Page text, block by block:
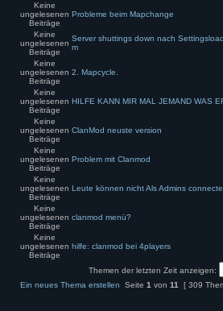
Keine
ungelesenen
Beiträge
Probleme beim Mapchange
Keine
ungelesenen
Beiträge
Server shuttings down nach
m
Keine
ungelesenen
Beiträge
2. Mapcycle.
Keine
ungelesenen
Beiträge
HILFE KANN MIR MAL JEMAND WAS
Keine
ungelesenen
Beiträge
ClanMod neuste version
Keine
ungelesenen
Beiträge
Problem mit Clanmod
Keine
ungelesenen
Beiträge
Leute können nicht Als Admins
Keine
ungelesenen
Beiträge
clanmod menü?
Keine
ungelesenen
Beiträge
hilfe: clanmod bei 4players
Themen der letzten Zeit anzeigen:
Ein neues Thema erstellen
Seite 1 von 11 [ 309